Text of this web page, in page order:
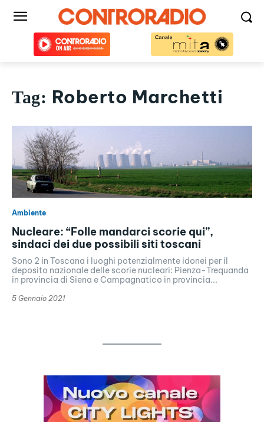
Tag: Roberto Marchetti
Ambiente
Nucleare: “Folle mandarci scorie qui”,
sindaci dei due possibili siti toscani
Sono 2 in Toscana i luoghi potenzialmente idonei per il
deposito nazionale delle scorie nucleari: Pienza-Trequanda
in provincia di Siena e Campagnatico in provincia...
5 Gennaio 2021